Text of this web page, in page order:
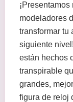
modeladores
transformar tu
siguiente
están hechos
transpirable
grandes,
figura de reloj